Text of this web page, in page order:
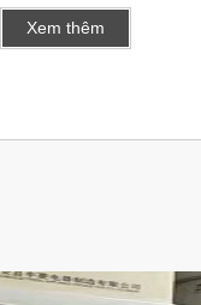
Xem thêm